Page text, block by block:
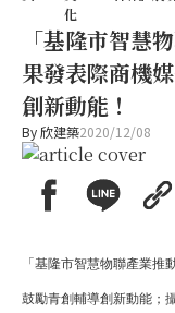
化
「基隆市智慧
果發表際商機
創新動能！
By欣建築2020/12/08
「基隆市智慧物聯產業
鼓勵青創輔導創新動能；